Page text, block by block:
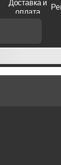
Доставка и
оплата
на сайте 7%
Tupai,